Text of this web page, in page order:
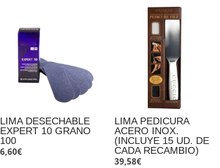
LIMA DESECHABLE
EXPERT 10 GRANO
100
6,60€
LIMA PEDICURA
ACERO INOX.
(INCLUYE 15 UD. DE
CADA RECAMBIO)
39,58€